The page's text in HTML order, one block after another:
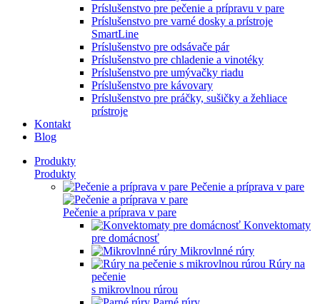
Príslušenstvo pre pečenie a prípravu v pare
Príslušenstvo pre varné dosky a prístroje
SmartLine
Príslušenstvo pre odsávače pár
Príslušenstvo pre chladenie a vinotéky
Príslušenstvo pre umývačky riadu
Príslušenstvo pre kávovary
Príslušenstvo pre práčky, sušičky a žehliace
prístroje
Kontakt
Blog
Produkty
Produkty
Pečenie a príprava v pare
Pečenie a príprava v pare
Konvektomaty
pre domácnosť
Mikrovlnné rúry
Rúry na
pečenie
s mikrovlnou rúrou